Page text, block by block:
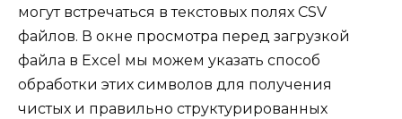
могут встречаться в текстовых полях CSV
файлов. В окне просмотра перед загрузкой
файла в Excel мы можем указать способ
обработки этих символов для получения
чистых и правильно структурированных